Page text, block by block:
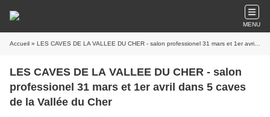
MENU
Accueil » LES CAVES DE LA VALLEE DU CHER - salon professionel 31 mars et 1er avril dans 5 caves de la Vallée du Cher
LES CAVES DE LA VALLEE DU CHER - salon
professionel 31 mars et 1er avril dans 5 caves
de la Vallée du Cher